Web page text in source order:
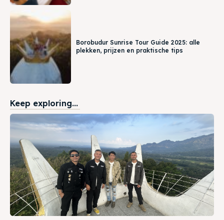
Borobudur Sunrise Tour Guide 2025: alle
plekken, prijzen en praktische tips
Keep exploring...